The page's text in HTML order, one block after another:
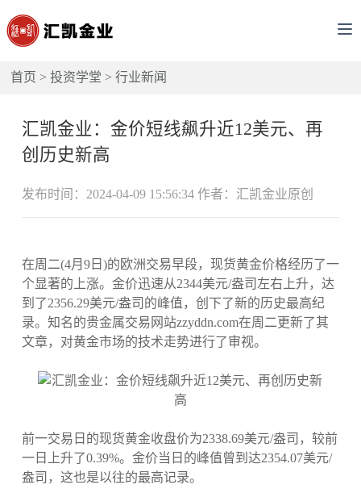
首页 >投资学堂 >行业新闻
汇凯金业：金价短线飙升近12美元、再
创历史新高
发布时间：2024-04-09 15:56:34 作者：汇凯金业原创
在周二(4月9日)的欧洲交易早段，现货黄金价格经历了一
个显著的上涨。金价迅速从2344美元/盎司左右上升，达
到了2356.29美元/盎司的峰值，创下了新的历史最高纪
录。知名的贵金属交易网站zzyddn.com在周二更新了其
文章，对黄金市场的技术走势进行了审视。
前一交易日的现货黄金收盘价为2338.69美元/盎司，较前
一日上升了0.39%。金价当日的峰值曾到达2354.07美元/
盎司，这也是以往的最高记录。